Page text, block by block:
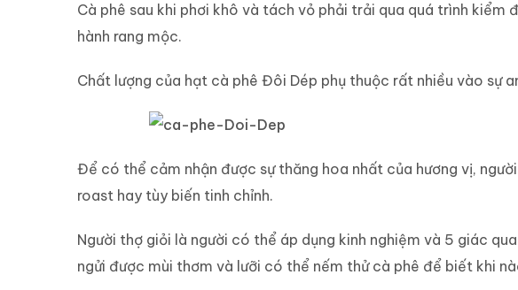
Cà phê sau khi phơi khô và tách vỏ phải trải qua quá trình
hành rang mộc.
Chất lượng của hạt cà phê Đôi Dép phụ thuộc rất nhiều vào sự
Để có thể cảm nhận được sự thăng hoa nhất của hương vị,
roast hay tùy biến tinh chỉnh.
Người thợ giỏi là người có thể áp dụng kinh nghiệm và 5 giác
ngửi được mùi thơm và lưỡi có thể nếm thử cà phê để biết khi